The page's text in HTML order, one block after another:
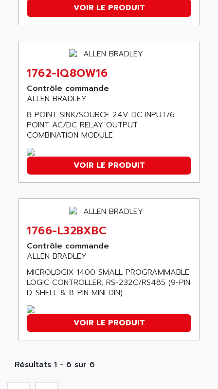
C200
SMC500
SMC200 / 500
PLC-5
SYSMAC
SERVO MOTOR
PERMANENT MAGNET MOTOR
BPH
BSM SERIE
SIMODRIVE 210
SIMODRIVE 650
SINUMERIK 800
SINUMERIK 810
PREVENTA
TWIDO
PCMCIA CARD
TFTX
TDM
ACERIME
ACINDUCTO
ACKSYS
ACMA
ACOBAL
ACOMEL
ACOOL
ACOPOS
ACQUIDUC
ACROMAG
ACS
ACS MOTION CONTROL
ACT KERN
ACTIA
ACTIOMTECH
ACTION PAK
ACTIVA MULLER
ACTIVIB
ACTRONIC
ACU-RITE
ACX ADAP TORR
ADA
VOIR LE PRODUIT
1762-IQ8OW16
Contrôle commande
ALLEN BRADLEY
8 POINT SINK/SOURCE 24V DC INPUT/6-
POINT AC/DC RELAY OUTPUT
COMBINATION MODULE
VOIR LE PRODUIT
1766-L32BXBC
Contrôle commande
ALLEN BRADLEY
MICROLOGIX 1400 SMALL PROGRAMMABLE
LOGIC CONTROLLER, RS-232C/RS485 (9-PIN
D-SHELL & 8-PIN MINI DIN)...
VOIR LE PRODUIT
Résultats 1 - 6 sur 6